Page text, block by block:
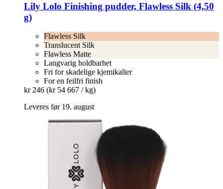
Lily Lolo Finishing pudder, Flawless Silk (4,50
g)
Flawless Silk
Translucent Silk
Flawless Matte
Langvarig holdbarhet
Fri for skadelige kjemikalier
For en feilfri finish
kr 246 (kr 54 667 / kg)
Leveres før 19. august